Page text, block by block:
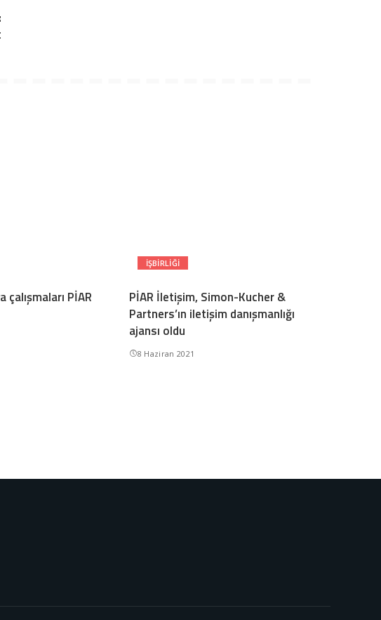
çalışmaları PİAR
İŞBIRLIĞI
PİAR İletişim, Simon-Kucher &
Partners’ın iletişim danışmanlığı
ajansı oldu
8 Haziran 2021